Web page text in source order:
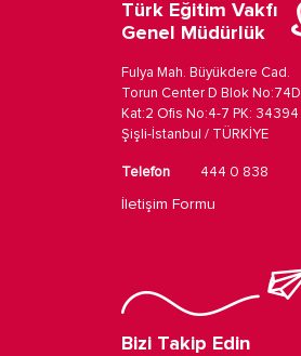
Türk Eğitim Vakfı
Genel Müdürlük
Fulya Mah. Büyükdere Cad.
Torun Center D Blok No:74D
Kat:2 Ofis No:4-7 PK: 34394
Şişli-İstanbul / TÜRKİYE
Telefon 444 0 838
İletişim Formu
Bizi Takip Edin